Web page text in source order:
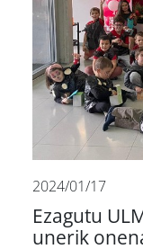
2024/01/17
Ezagutu
unerik